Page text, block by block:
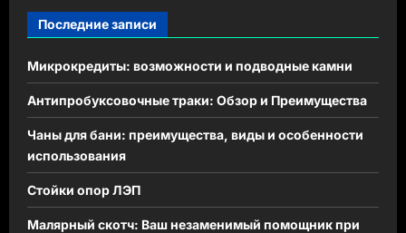
Последние записи
Микрокредиты: возможности и подводные камни
Антипробуксовочные траки: Обзор и Преимущества
Чаны для бани: преимущества, виды и особенности
использования
Стойки опор ЛЭП
Малярный скотч: Ваш незаменимый помощник при